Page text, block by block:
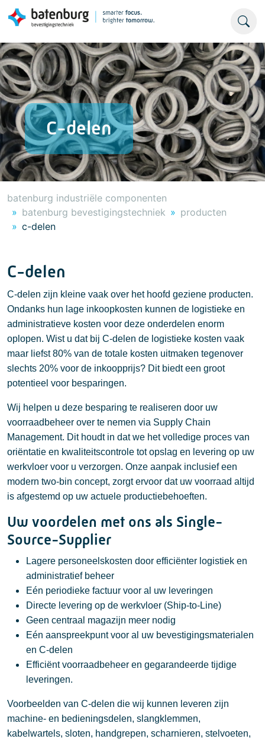
C-delen
batenburg industriële componenten
batenburg bevestigingstechniek
producten
c-delen
C-delen
C-delen zijn kleine vaak over het hoofd geziene producten.
Ondanks hun lage inkoopkosten kunnen de logistieke en
administratieve kosten voor deze onderdelen enorm
oplopen. Wist u dat bij C-delen de logistieke kosten vaak
maar liefst 80% van de totale kosten uitmaken tegenover
slechts 20% voor de inkoopprijs? Dit biedt een groot
potentieel voor besparingen.
Wij helpen u deze besparing te realiseren door uw
voorraadbeheer over te nemen via Supply Chain
Management. Dit houdt in dat we het volledige proces van
oriëntatie en kwaliteitscontrole tot opslag en levering op uw
werkvloer voor u verzorgen. Onze aanpak inclusief een
modern two-bin concept, zorgt ervoor dat uw voorraad altijd
is afgestemd op uw actuele productiebehoeften.
Uw voordelen met ons als Single-
Source-Supplier
Lagere personeelskosten door efficiënter logistiek en
administratief beheer
Eén periodieke factuur voor al uw leveringen
Directe levering op de werkvloer (Ship-to-Line)
Geen centraal magazijn meer nodig
Eén aanspreekpunt voor al uw bevestigingsmaterialen
en C-delen
Efficiënt voorraadbeheer en gegarandeerde tijdige
leveringen.
Voorbeelden van C-delen die wij kunnen leveren zijn
machine- en bedieningsdelen, slangklemmen,
kabelwartels, sloten, handgrepen, scharnieren, stelvoeten,